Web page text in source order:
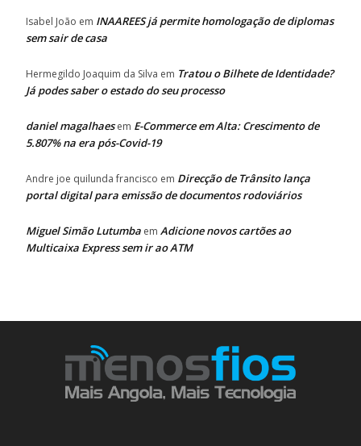
Isabel João em INAAREES já permite homologação de diplomas
sem sair de casa
Hermegildo Joaquim da Silva em Tratou o Bilhete de Identidade?
Já podes saber o estado do seu processo
daniel magalhaesem E-Commerce em Alta: Crescimento de
5.807% na era pós-Covid-19
Andre joe quilunda francisco em Direcção de Trânsito lança
portal digital para emissão de documentos rodoviários
Miguel Simão Lutumba em Adicione novos cartões ao
Multicaixa Express sem ir ao ATM